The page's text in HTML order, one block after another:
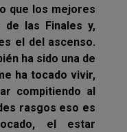
que los mejores
las Finales y,
el del ascenso.
ha sido una de
ha tocado vivir,
compitiendo al
rasgos eso es
el estar